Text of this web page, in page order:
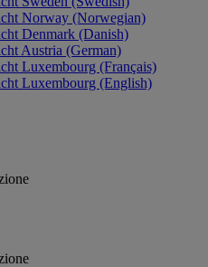
Norway (Norwegian)
Denmark (Danish)
Austria (German)
Luxembourg (Français)
Luxembourg (English)